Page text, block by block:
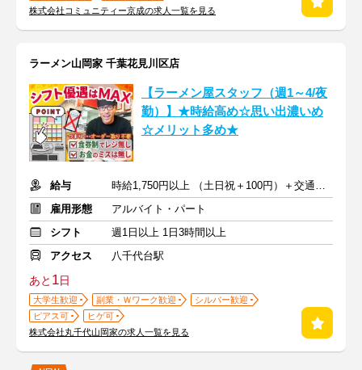
株式会社コミュニティー京成の求人一覧を見る
ラーメン山岡家 千葉花見川区店
【ラーメン屋スタッフ（週1～4/夜
勤）】★時給高め☆思い出濃いめ
☆メリット多め★
給与
時給1,750円以上 （土日祝＋100円）＋交通費 ※深夜手当含む
雇用形態
アルバイト・パート
シフト
週1日以上 1日3時間以上
アクセス
八千代台駅
あと 1日
大学生歓迎 副業・Ｗワーク歓迎
シルバー歓迎
ピアス可
ヒゲ可
株式会社丸千代山岡家の求人一覧を見る